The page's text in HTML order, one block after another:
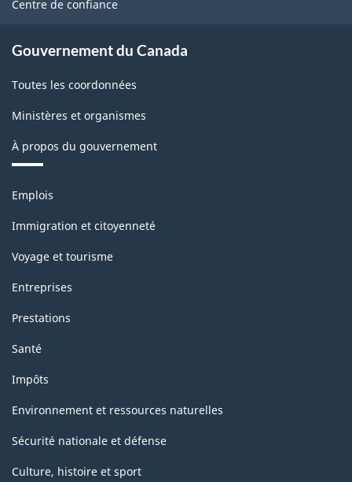
2012
de
la
Centre de confiance
Gouvernement du Canada
Toutes les coordonnées
Ministères et organismes
À propos du gouvernement
Thèmes
sujets
Emplois
Immigration et citoyenneté
Voyage et tourisme
Entreprises
Prestations
Santé
Impôts
Environnement et ressources naturelles
Sécurité nationale et défense
Culture, histoire et sport